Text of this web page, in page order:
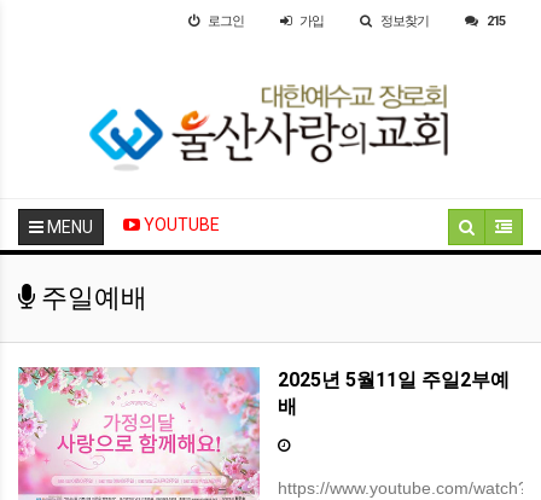
로그인 가입 정보찾기 215
MENU YOUTUBE
주일예배
2025년 5월11일 주일2부예
배
https://www.youtube.com/watch?